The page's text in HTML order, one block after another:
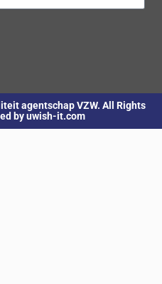
agentschap VZW. All Rights
by uwish-it.com